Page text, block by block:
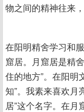
物之间的精神往来
在阳明精舍学习和
窟居。月窟居是精
住的地方”。在阳明
知”。我素来喜欢月
居”这个名字。在